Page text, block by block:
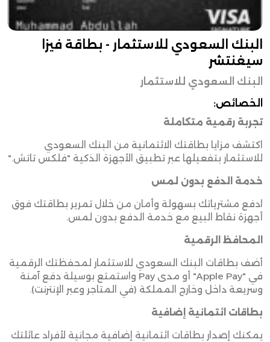
البنك السعودي للاستثمار - بطاقة فيزا
سيغنتشر
البنك السعودي للاستثمار
الخصائص:
تجربة رقمية متكاملة
اكتشف مزايا بطاقتك الائتمانية من البنك السعودي
للاستثمار بتفعيلها عبر تطبيق الأجهزة الذكية "فلكس تاتش".
خدمة الدفع بدون لمس
ادفع مشترياتك بسهولة وأمان من خلال تمرير بطاقتك فوق
أجهزة نقاط البيع مع خدمة الدفع بدون لمس.
المحافظ الرقمية
أضف بطاقات البنك السعودي للاستثمار لمحفظتك الرقمية
في "Apple Pay" أو مدى Pay واستمتع بوسيلة دفع آمنة
وسريعة داخل وخارج المملكة (في المتاجر وعبر الإنترنت).
بطاقات ائتمانية إضافية
يمكنك إصدار بطاقات ائتمانية إضافية مجانية لأفراد عائلتك